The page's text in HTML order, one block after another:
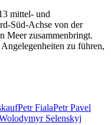
mittel- und
Süd-Achse von der
Meer zusammenbringt.
zu führen,
Petr FialaPetr Pavel
Selenskyj